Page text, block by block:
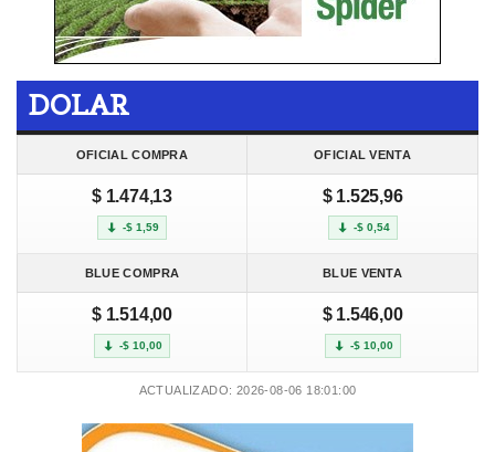
DOLAR
OFICIAL COMPRA OFICIAL VENTA
$ 1.474,13
-$ 1,59
$ 1.525,96
-$ 0,54
BLUE COMPRA BLUE VENTA
$ 1.514,00
-$ 10,00
$ 1.546,00
-$ 10,00
ACTUALIZADO: 2026-08-06 18:01:00